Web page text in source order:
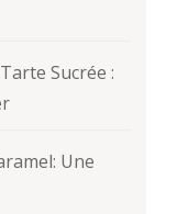
Sucrée :
Une